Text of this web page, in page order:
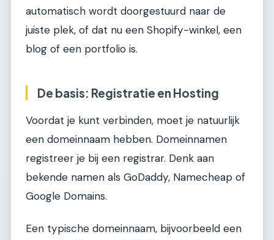
automatisch wordt doorgestuurd naar de
juiste plek, of dat nu een Shopify-winkel, een
blog of een portfolio is.
De basis: Registratie en Hosting
Voordat je kunt verbinden, moet je natuurlijk
een domeinnaam hebben. Domeinnamen
registreer je bij een registrar. Denk aan
bekende namen als GoDaddy, Namecheap of
Google Domains.
Een typische domeinnaam, bijvoorbeeld een